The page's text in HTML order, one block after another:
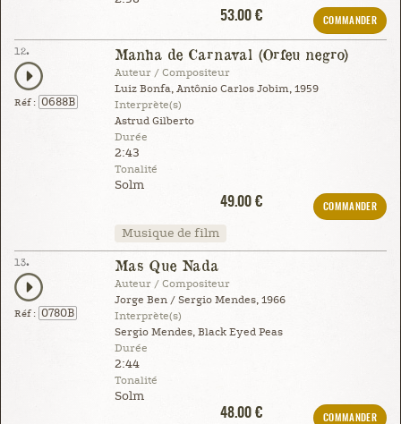
53.00 €
COMMANDER
12.
Réf : 0688B
Manha de Carnaval (Orfeu negro)
Auteur / Compositeur
Luiz Bonfa, Antônio Carlos Jobim, 1959
Interprète(s)
Astrud Gilberto
Durée
2:43
Tonalité
Solm
49.00 €
COMMANDER
Musique de film
13.
Réf : 0780B
Mas Que Nada
Auteur / Compositeur
Jorge Ben / Sergio Mendes, 1966
Interprète(s)
Sergio Mendes, Black Eyed Peas
Durée
2:44
Tonalité
Solm
48.00 €
COMMANDER